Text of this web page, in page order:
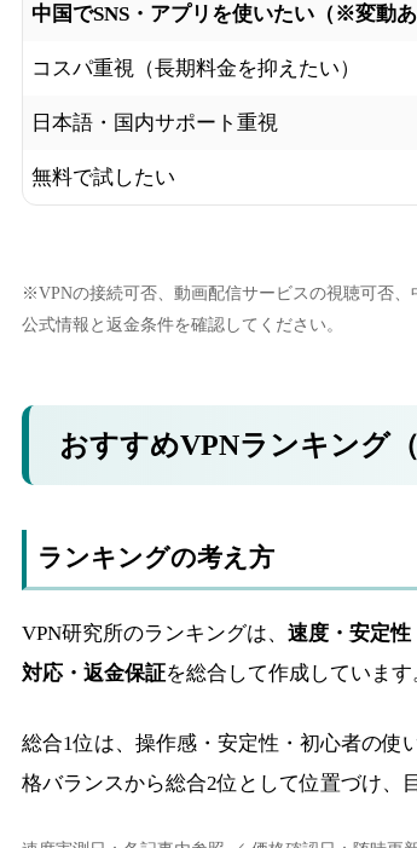
中国でSNS・アプリを使いたい（※変動あ
コスパ重視（長期料金を抑えたい）
日本語・国内サポート重視
無料で試したい
※VPNの接続可否、動画配信サービスの視聴可否
公式情報と返金条件を確認してください。
おすすめVPNランキング（
ランキングの考え方
VPN研究所のランキングは、 速度・安定
対応・返金保証を総合して作成していま
総合1位は、操作感・安定性・初心者の使
格バランスから総合2位として位置づけ、